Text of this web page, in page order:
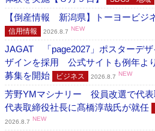
【倒産情報 新潟県】トーヨービ
信用情報 2026.8.7 NEW
JAGAT 「page2027」ポスターデ
ザインを採用 公式サイトも例年よ
募集を開始
ビジネス 2026.8.7 NEW
芳野YMマシナリー 役員改選で代表
代表取締役社長に髙橋淳哉氏が就任
2026.8.7 NEW